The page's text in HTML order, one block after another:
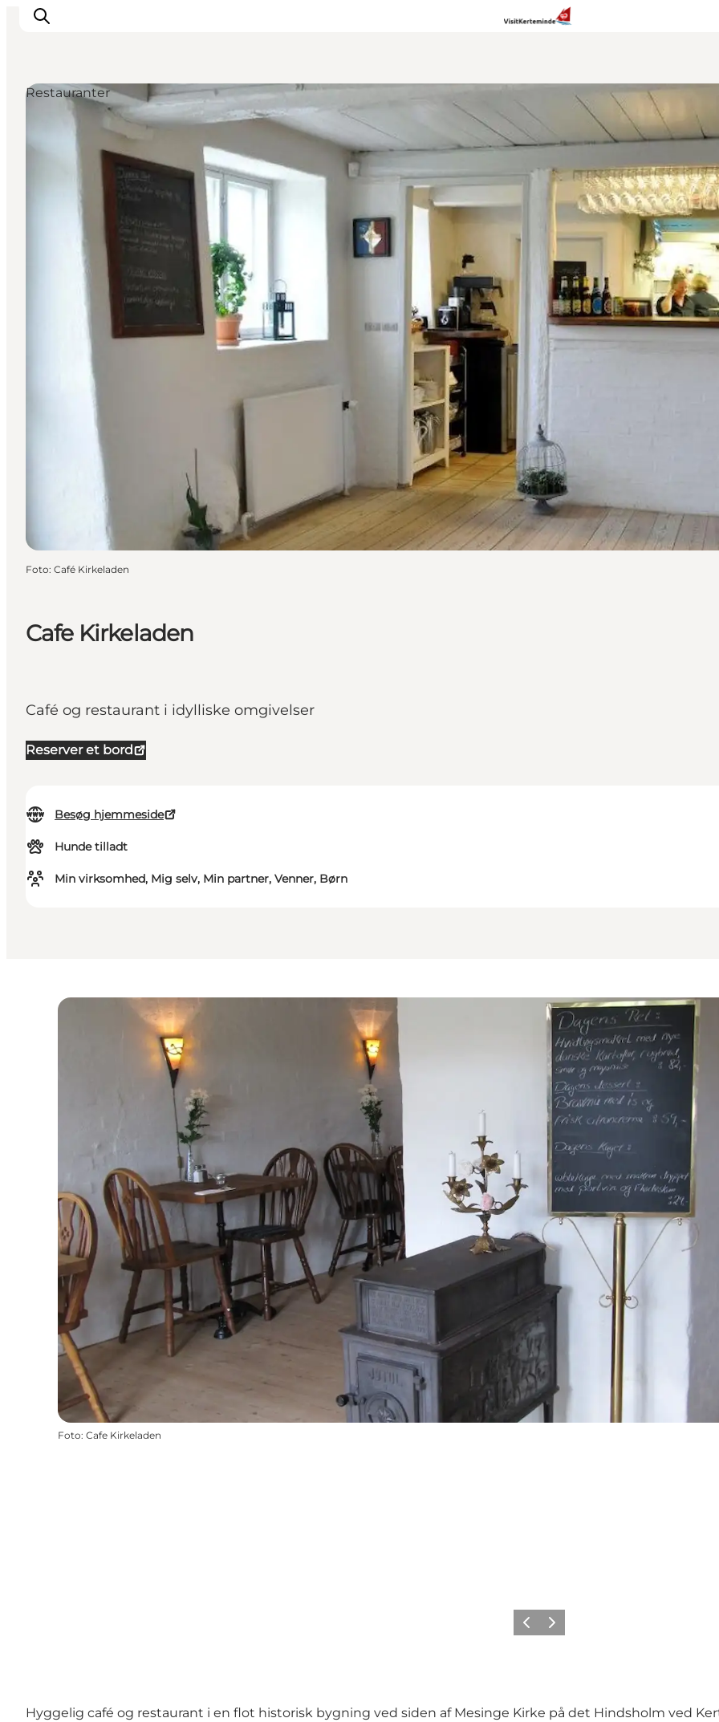
Oplevelser
Aktiviteter
Spis godt
Sov godt
Planlæg din ferie
Det sker
Sommerbus
Cafe Kirkeladen
Café og restaurant i idylliske omgivelser
Reserver et bord
Besøg hjemmeside
Hunde tilladt
Min virksomhed, Mig selv, Min partner, Venner, Børn
Restauranter
Foto: Café Kirkeladen
Foto: Cafe Kirkeladen
ForrigeNæste
Hyggelig café og restaurant i en flot historisk bygning ved siden af Mesinge Kirke på det Hindsholm ved